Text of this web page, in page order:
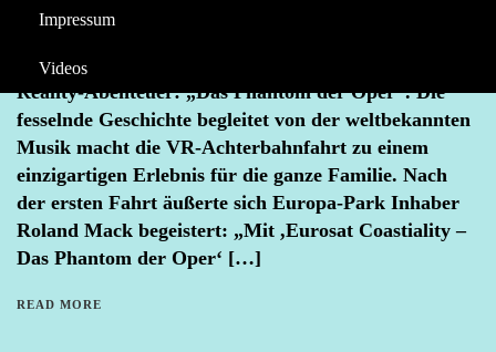
Impressum
Videos
bei „Eurosat Coastiality“ ab sofort ein neues Virtual-
Reality-Abenteuer: „Das Phantom der Oper“. Die
fesselnde Geschichte begleitet von der weltbekannten
Musik macht die VR-Achterbahnfahrt zu einem
einzigartigen Erlebnis für die ganze Familie. Nach
der ersten Fahrt äußerte sich Europa-Park Inhaber
Roland Mack begeistert: „Mit ,Eurosat Coastiality –
Das Phantom der Oper‘ […]
READ MORE